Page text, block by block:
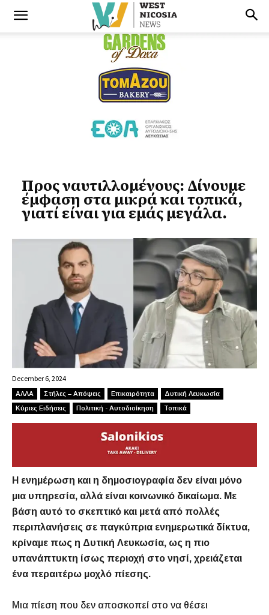
Προς ναυτιλλομένους: Δίνουμε
έμφαση στα μικρά και τοπικά,
γιατί είναι για εμάς μεγάλα.
December 6, 2024
ΑΛΛΑ Στήλες – Απόψεις Επικαιρότητα
Δυτική Λευκωσία
Κύριες Ειδήσεις
Πολιτική - Αυτοδιοίκηση Τοπικά
Η ενημέρωση και η δημοσιογραφία δεν είναι μόνο
μια υπηρεσία, αλλά είναι κοινωνικό δικαίωμα. Με
βάση αυτό το σκεπτικό και μετά από πολλές
περιπλανήσεις σε παγκύπρια ενημερωτικά δίκτυα,
κρίναμε πως η Δυτική Λευκωσία, ως η πιο
υπανάπτυκτη ίσως περιοχή στο νησί, χρειάζεται
ένα περαιτέρω μοχλό πίεσης.
Μια πίεση που δεν αποσκοπεί στο να θέσει